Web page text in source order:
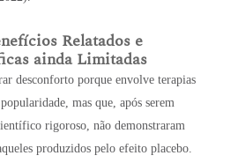
Relatados e
ainda Limitadas
desconforto porque envolve terapias
mas que, após serem
rigoroso, não demonstraram
produzidos pelo efeito placebo.